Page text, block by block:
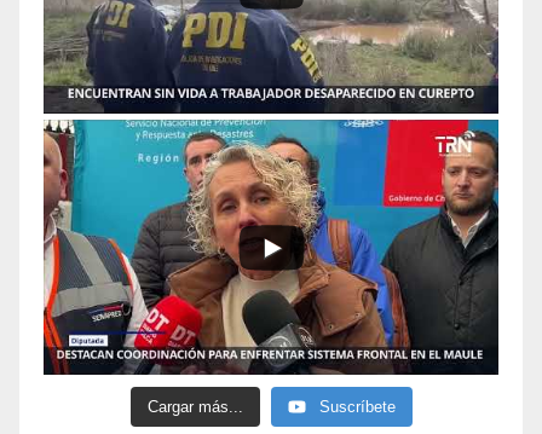
Cargar más... Suscríbete